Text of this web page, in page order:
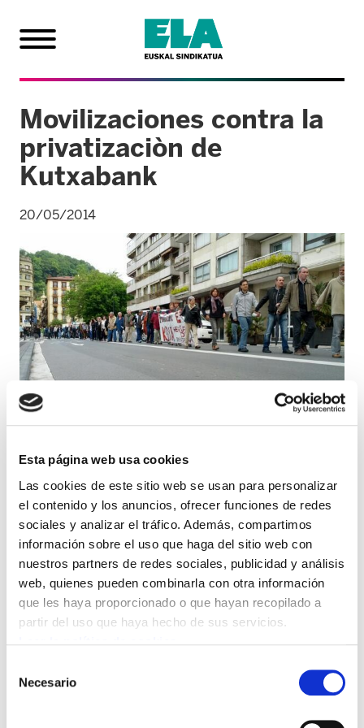
Esta página web usa cookies
Las cookies de este sitio web se usan para personalizar
el contenido y los anuncios, ofrecer funciones de redes
sociales y analizar el tráfico. Además, compartimos
información sobre el uso que haga del sitio web con
nuestros partners de redes sociales, publicidad y análisis
web, quienes pueden combinarla con otra información
que les haya proporcionado o que hayan recopilado a
partir del uso que haya hecho de sus servicios.
Necesario
Movilizaciones contra la
privatizaciòn de
Kutxabank
20/05/2014
Los sindicatos ELA y LAB y diversas
organizaciones sociales han convocado
esta mañana en Donostia nuevas
movilizaciones contra la privatización de
Kutxabank. Han exigido las medidas
políticas y legislativas que sean
social y público de las Cajas Vascas-